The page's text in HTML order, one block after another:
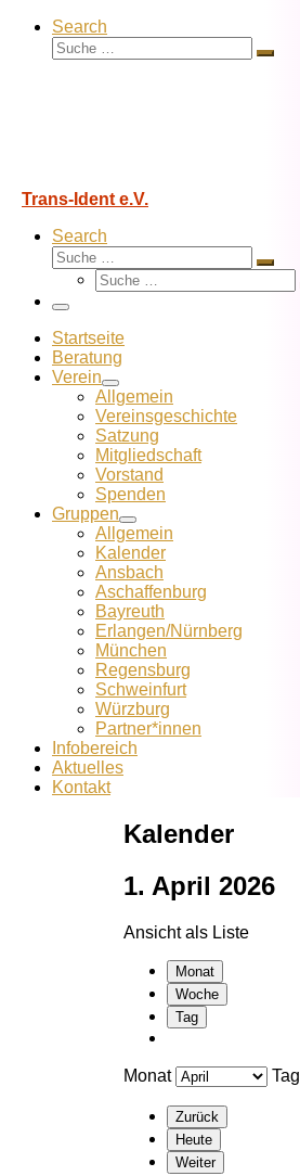
Search
Suche
Suche
Trans-Ident e.V.
Search
Suche
Suche
Suche
Menü
Startseite
Beratung
Verein
Allgemein
Vereins­geschichte
Satzung
Mitglied­schaft
Vorstand
Spenden
Gruppen
Allgemein
Kalender
Ansbach
Aschaffenburg
Bayreuth
Erlangen/Nürnberg
München
Regensburg
Schweinfurt
Würzburg
Partner*innen
Infobereich
Aktuelles
Kontakt
Kalender
1. April 2026
Ansicht als Liste
Monat
Woche
Tag
Monat Tag
Zurück
Heute
Weiter